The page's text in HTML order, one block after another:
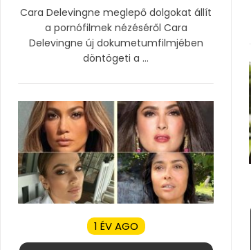
Cara Delevingne meglepő dolgokat állít
a pornófilmek nézéséről Cara
Delevingne új dokumetumfilmjében
döntögeti a ...
1 ÉV AGO